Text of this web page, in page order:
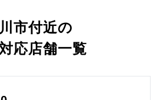
市付近の
応店舗一覧